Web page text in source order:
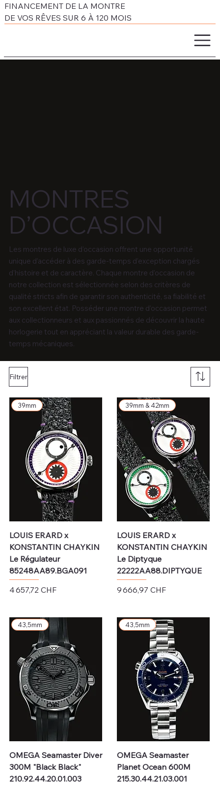
FINANCEMENT DE LA MONTRE
DE VOS RÊVES SUR 6 À 120 MOIS
MONTRES
D’OCCASION
Les montres de luxe d’occasion offrent une opportunité
unique d’accéder à des garde-temps d’exception chargés
d’histoire et de caractère. Chaque montre d’occasion de
notre collection est sélectionnée selon des critères de
qualité stricts afin de garantir son authenticité, sa fiabilité et
son excellent état. Posséder une montre d’occasion permet
aux collectionneurs et aux passionnés de découvrir la haute
horlogerie tout en appréciant la valeur durable des garde-
temps mécaniques.
Filtrer
39mm
LOUIS ERARD x
KONSTANTIN CHAYKIN
Le Régulateur
85248AA89.BGA091
Prix
4 657,72 CHF
39mm & 42mm
LOUIS ERARD x
KONSTANTIN CHAYKIN
Le Diptyque
22222AA88.DIPTYQUE
Prix
9 666,97 CHF
43,5mm
OMEGA Seamaster Diver
300M "Black Black"
210.92.44.20.01.003
43,5mm
OMEGA Seamaster
Planet Ocean 600M
215.30.44.21.03.001